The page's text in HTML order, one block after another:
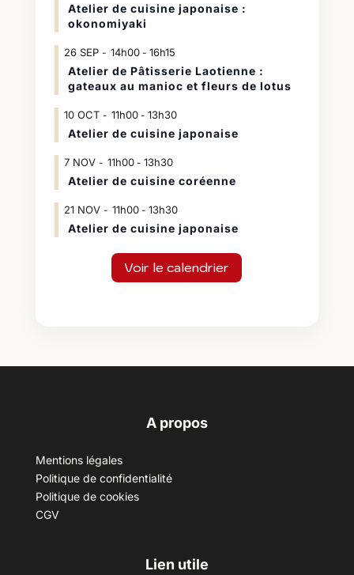
Atelier de cuisine japonaise :
okonomiyaki
26 SEP 14h00- 16h15
Atelier de Pâtisserie Laotienne :
gateaux au manioc et fleurs de lotus
10 OCT 11h00- 13h30
Atelier de cuisine japonaise
7 NOV 11h00- 13h30
Atelier de cuisine coréenne
21 NOV 11h00- 13h30
Atelier de cuisine japonaise
Voir le calendrier
A propos
Mentions légales
Politique de confidentialité
Politique de cookies
CGV
Lien utile